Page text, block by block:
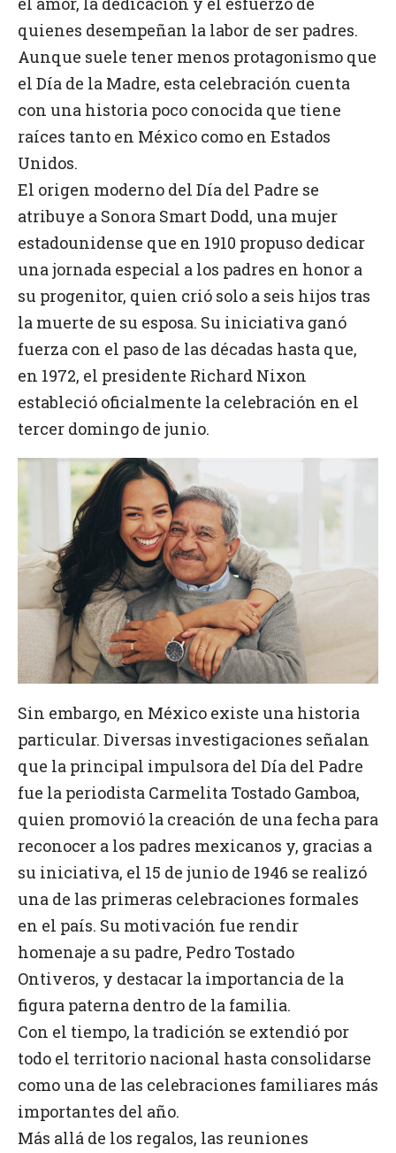
quienes desempeñan la labor de ser padres.
Aunque suele tener menos protagonismo que
el Día de la Madre, esta celebración cuenta
con una historia poco conocida que tiene
raíces tanto en México como en Estados
Unidos.
El origen moderno del Día del Padre se
atribuye a Sonora Smart Dodd, una mujer
estadounidense que en 1910 propuso dedicar
una jornada especial a los padres en honor a
su progenitor, quien crió solo a seis hijos tras
la muerte de su esposa. Su iniciativa ganó
fuerza con el paso de las décadas hasta que,
en 1972, el presidente Richard Nixon
estableció oficialmente la celebración en el
tercer domingo de junio.
Sin embargo, en México existe una historia
particular. Diversas investigaciones señalan
que la principal impulsora del Día del Padre
fue la periodista Carmelita Tostado Gamboa,
quien promovió la creación de una fecha para
reconocer a los padres mexicanos y, gracias a
su iniciativa, el 15 de junio de 1946 se realizó
una de las primeras celebraciones formales
en el país. Su motivación fue rendir
homenaje a su padre, Pedro Tostado
Ontiveros, y destacar la importancia de la
figura paterna dentro de la familia.
Con el tiempo, la tradición se extendió por
todo el territorio nacional hasta consolidarse
como una de las celebraciones familiares más
importantes del año.
Más allá de los regalos, las reuniones